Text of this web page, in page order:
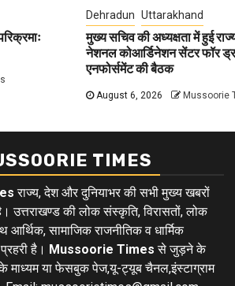
Dehradun Uttarakhand
मुख्य सचिव की अध्यक्षता में हुई
नेशनल कोआर्डिनेशन सेंटर फॉर
एनफोर्समेंट की बैठक
August 6, 2026 Mussoorie
TIMES
राज्य, देश और दुनियाभर की सभी मुख्य खबरों
उत्तराखण्ड की लोक संस्कृति, विरासतों, लोक
सामाजिक राजनीतिक व धार्मिक
है। Mussoorie Times से जुड़ने के
माध्यम या फेसबुक पेज,यू-ट्यूब चैनल,इंस्टाग्राम